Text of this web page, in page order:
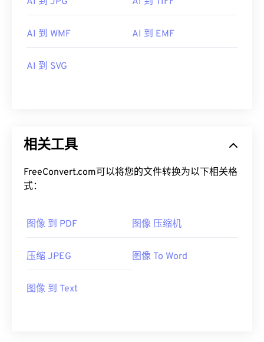
AI 到 WMF AI 到 EMF
AI 到 SVG
相关工具
FreeConvert.com可以将您的文件转换为以下相关格
式：
图像 到 PDF 图像 压缩机
压缩 JPEG 图像 To Word
图像 到 Text